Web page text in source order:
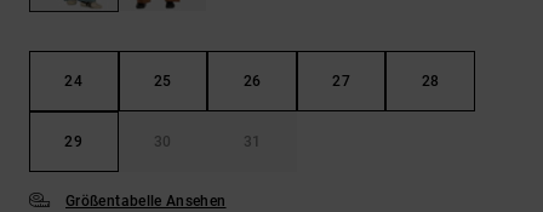
24 25 26 27 28
29 30 31
Größentabelle Ansehen